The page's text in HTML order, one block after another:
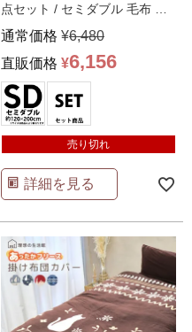
点セット / セミダブル 毛布 あ
ったか 敷きパ
…
通常価格 ¥6,480
直販価格 ¥6,156
売り切れ
詳細を見る